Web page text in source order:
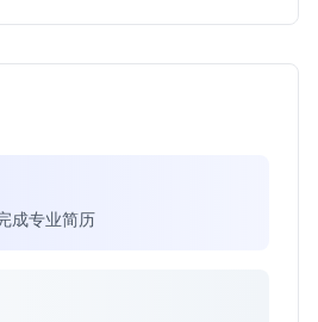
成专业简历